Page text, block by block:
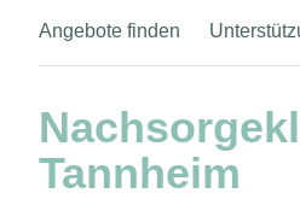
Angebote finden
Tannheim